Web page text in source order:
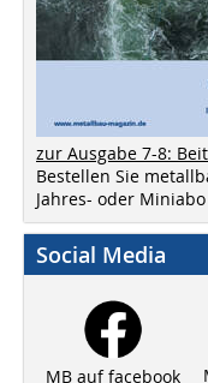
zur Ausgabe 7-8:
Bestellen Sie
Jahres- oder Miniabo
Social Media
MB auf facebook